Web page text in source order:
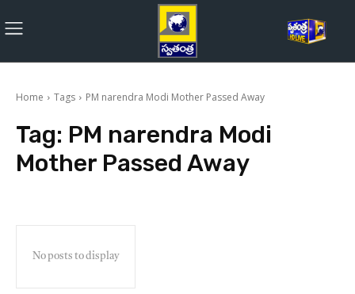
Home Tags PM narendra Modi Mother Passed Away
Tag: PM narendra Modi
Mother Passed Away
No posts to display